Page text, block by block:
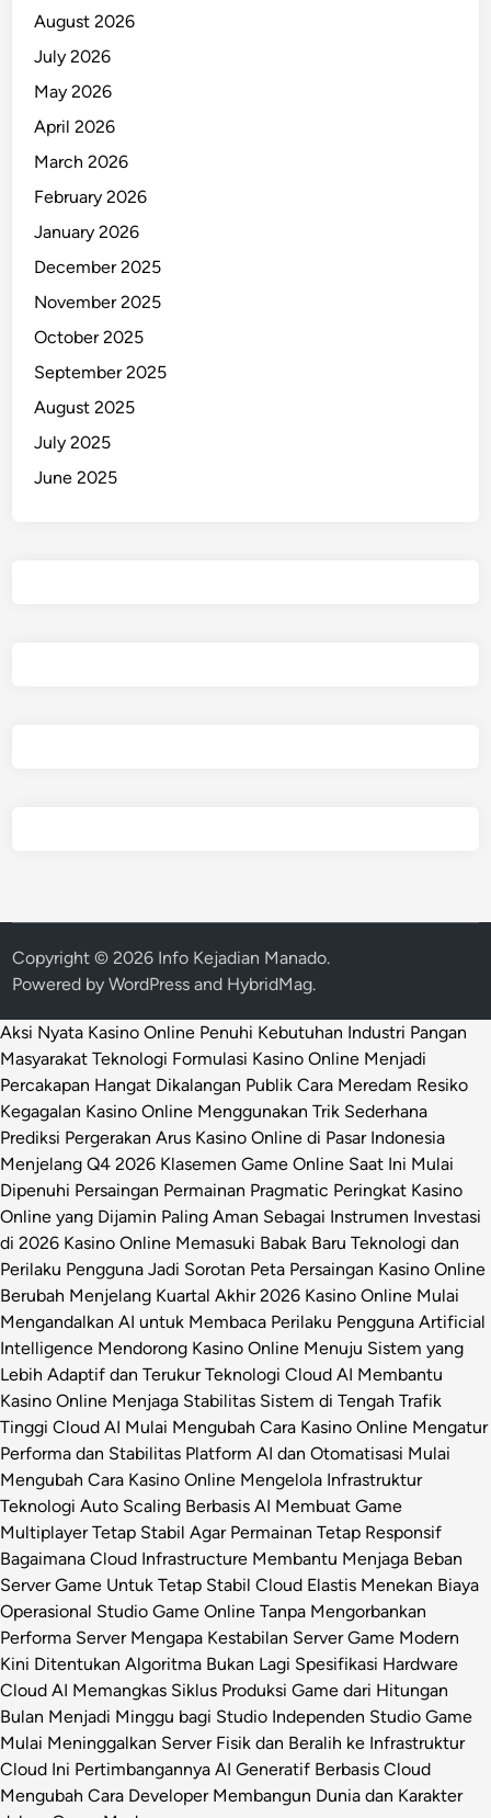
August 2026
July 2026
May 2026
April 2026
March 2026
February 2026
January 2026
December 2025
November 2025
October 2025
September 2025
August 2025
July 2025
June 2025
Copyright © 2026 Info Kejadian Manado.
Powered byWordPress and HybridMag.
Aksi Nyata Kasino Online Penuhi Kebutuhan Industri Pangan
Masyarakat Teknologi Formulasi Kasino Online Menjadi
Percakapan Hangat Dikalangan Publik Cara Meredam Resiko
Kegagalan Kasino Online Menggunakan Trik Sederhana
Prediksi Pergerakan Arus Kasino Online di Pasar Indonesia
Menjelang Q4 2026 Klasemen Game Online Saat Ini Mulai
Dipenuhi Persaingan Permainan Pragmatic Peringkat Kasino
Online yang Dijamin Paling Aman Sebagai Instrumen Investasi
di 2026 Kasino Online Memasuki Babak Baru Teknologi dan
Perilaku Pengguna Jadi Sorotan Peta Persaingan Kasino Online
Berubah Menjelang Kuartal Akhir 2026 Kasino Online Mulai
Mengandalkan AI untuk Membaca Perilaku Pengguna Artificial
Intelligence Mendorong Kasino Online Menuju Sistem yang
Lebih Adaptif dan Terukur Teknologi Cloud AI Membantu
Kasino Online Menjaga Stabilitas Sistem di Tengah Trafik
Tinggi Cloud AI Mulai Mengubah Cara Kasino Online Mengatur
Performa dan Stabilitas Platform AI dan Otomatisasi Mulai
Mengubah Cara Kasino Online Mengelola Infrastruktur
Teknologi Auto Scaling Berbasis AI Membuat Game
Multiplayer Tetap Stabil Agar Permainan Tetap Responsif
Bagaimana Cloud Infrastructure Membantu Menjaga Beban
Server Game Untuk Tetap Stabil Cloud Elastis Menekan Biaya
Operasional Studio Game Online Tanpa Mengorbankan
Performa Server Mengapa Kestabilan Server Game Modern
Kini Ditentukan Algoritma Bukan Lagi Spesifikasi Hardware
Cloud AI Memangkas Siklus Produksi Game dari Hitungan
Bulan Menjadi Minggu bagi Studio Independen Studio Game
Mulai Meninggalkan Server Fisik dan Beralih ke Infrastruktur
Cloud Ini Pertimbangannya AI Generatif Berbasis Cloud
Mengubah Cara Developer Membangun Dunia dan Karakter